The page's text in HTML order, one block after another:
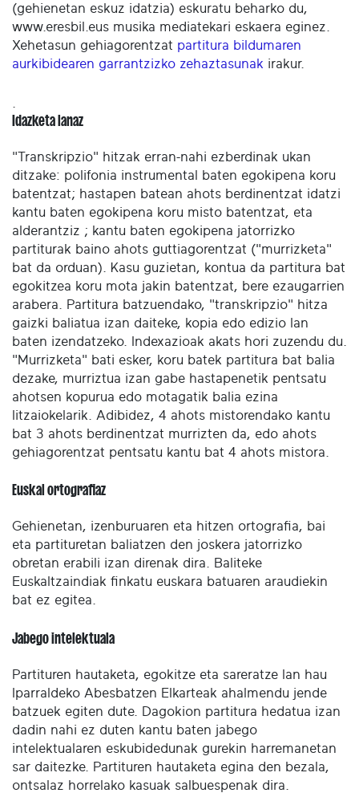
(gehienetan eskuz idatzia) eskuratu beharko du,
www.eresbil.eus musika mediatekari eskaera eginez.
Xehetasun gehiagorentzat partitura bildumaren
aurkibidearen garrantzizko zehaztasunak irakur.
Idazketa lanaz
"Transkripzio" hitzak erran-nahi ezberdinak ukan
ditzake: polifonia instrumental baten egokipena koru
batentzat; hastapen batean ahots berdinentzat idatzi
kantu baten egokipena koru misto batentzat, eta
alderantziz ; kantu baten egokipena jatorrizko
partiturak baino ahots guttiagorentzat ("murrizketa"
bat da orduan). Kasu guzietan, kontua da partitura bat
egokitzea koru mota jakin batentzat, bere ezaugarrien
arabera. Partitura batzuendako, "transkripzio" hitza
gaizki baliatua izan daiteke, kopia edo edizio lan
baten izendatzeko. Indexazioak akats hori zuzendu du.
"Murrizketa" bati esker, koru batek partitura bat balia
dezake, murriztua izan gabe hastapenetik pentsatu
ahotsen kopurua edo motagatik balia ezina
litzaiokelarik. Adibidez, 4 ahots mistorendako kantu
bat 3 ahots berdinentzat murrizten da, edo ahots
gehiagorentzat pentsatu kantu bat 4 ahots mistora.
Euskal ortografiaz
Gehienetan, izenburuaren eta hitzen ortografia, bai
eta partituretan baliatzen den joskera jatorrizko
obretan erabili izan direnak dira. Baliteke
Euskaltzaindiak finkatu euskara batuaren araudiekin
bat ez egitea.
Jabego intelektuala
Partituren hautaketa, egokitze eta sareratze lan hau
Iparraldeko Abesbatzen Elkarteak ahalmendu jende
batzuek egiten dute. Dagokion partitura hedatua izan
dadin nahi ez duten kantu baten jabego
intelektualaren eskubidedunak gurekin harremanetan
sar daitezke. Partituren hautaketa egina den bezala,
ontsalaz horrelako kasuak salbuespenak dira.